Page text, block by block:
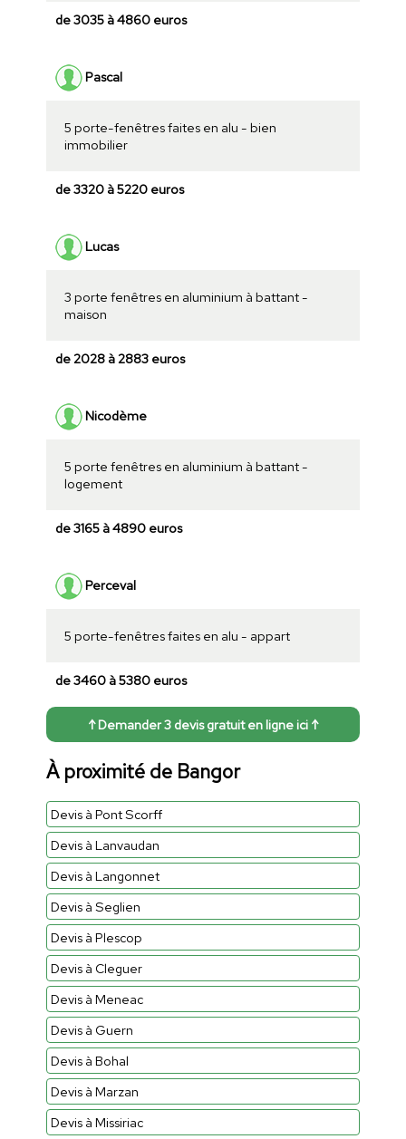
de 3035 à 4860 euros
Pascal
5 porte-fenêtres faites en alu - bien
immobilier
de 3320 à 5220 euros
Lucas
3 porte fenêtres en aluminium à battant -
maison
de 2028 à 2883 euros
Nicodème
5 porte fenêtres en aluminium à battant -
logement
de 3165 à 4890 euros
Perceval
5 porte-fenêtres faites en alu - appart
de 3460 à 5380 euros
↑ Demander 3 devis gratuit en ligne ici ↑
À proximité de Bangor
Devis à Pont Scorff
Devis à Lanvaudan
Devis à Langonnet
Devis à Seglien
Devis à Plescop
Devis à Cleguer
Devis à Meneac
Devis à Guern
Devis à Bohal
Devis à Marzan
Devis à Missiriac